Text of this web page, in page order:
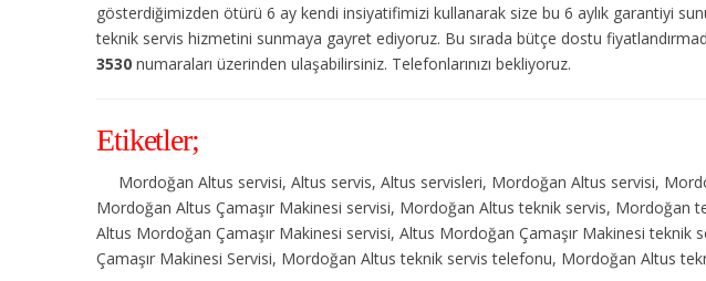
gösterdiğimizden ötürü 6 ay kendi insiyatifimizi kullanarak size bu 6 aylık garantiyi
teknik servis hizmetini sunmaya gayret ediyoruz. Bu sırada bütçe dostu
3530 numaraları üzerinden ulaşabilirsiniz. Telefonlarınızı bekliyoruz.
Etiketler;
Mordoğan Altus servisi, Altus servis, Altus servisleri, Mordoğan Altus servisi,
Mordoğan Altus Çamaşır Makinesi servisi, Mordoğan Altus teknik servis,
Altus Mordoğan Çamaşır Makinesi servisi, Altus Mordoğan Çamaşır Makinesi
Çamaşır Makinesi Servisi, Mordoğan Altus teknik servis telefonu, Mordoğan Altus